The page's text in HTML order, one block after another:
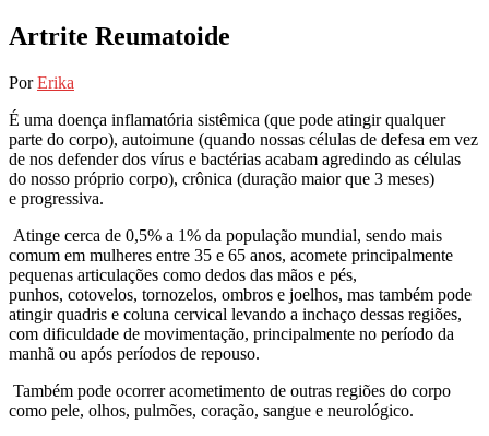
Artrite Reumatoide
Por Erika
É uma doença inflamatória sistêmica (que pode atingir qualquer
parte do corpo), autoimune (quando nossas células de defesa em vez
de nos defender dos vírus e bactérias acabam agredindo as células
do nosso próprio corpo), crônica (duração maior que 3 meses)
e progressiva.
Atinge cerca de 0,5% a 1% da população mundial, sendo mais
comum em mulheres entre 35 e 65 anos, acomete principalmente
pequenas articulações como dedos das mãos e pés,
punhos, cotovelos, tornozelos, ombros e joelhos, mas também pode
atingir quadris e coluna cervical levando a inchaço dessas regiões,
com dificuldade de movimentação, principalmente no período da
manhã ou após períodos de repouso.
Também pode ocorrer acometimento de outras regiões do corpo
como pele, olhos, pulmões, coração, sangue e neurológico.